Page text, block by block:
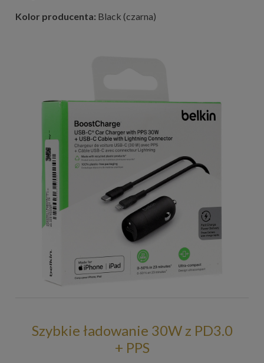
Kolor producenta: Black (czarna)
Szybkie ładowanie 30W z PD3.0
+ PPS